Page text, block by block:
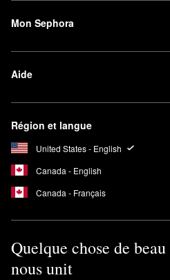
Mon Sephora
Aide
Région et langue
United States - English
Canada - English
Canada - Français
Quelque chose de beau
nous unit